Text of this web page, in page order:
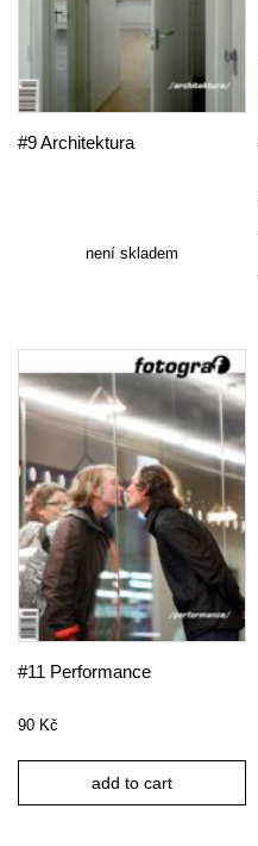
#9 Architektura
není skladem
#11 Performance
90 Kč
add to cart